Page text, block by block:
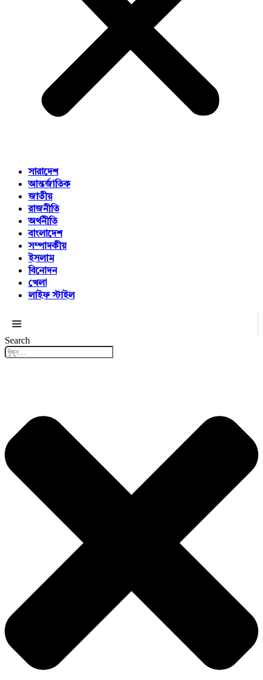
সারাদেশ
আন্তর্জাতিক
জাতীয়
রাজনীতি
অর্থনীতি
বাংলাদেশ
সম্পাদকীয়
ইসলাম
বিনোদন
খেলা
লাইফ স্টাইল
সকল ক্যাটাগরি
Search